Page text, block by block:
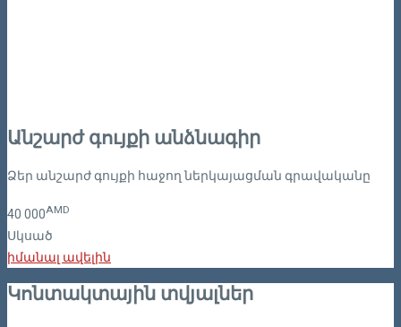
Անշարժ գույքի անձնագիր
Ձեր անշարժ գույքի հաջող ներկայացման գրավականը
40 000AMD
Սկսած
իմանալ ավելին
Կոնտակտային տվյալներ